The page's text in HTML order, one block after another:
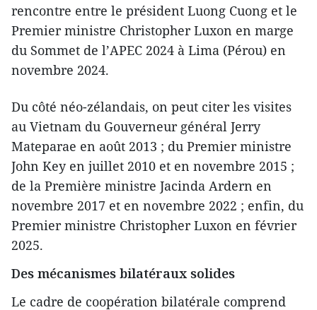
rencontre entre le président Luong Cuong et le
Premier ministre Christopher Luxon en marge
du Sommet de l’APEC 2024 à Lima (Pérou) en
novembre 2024.
Du côté néo-zélandais, on peut citer les visites
au Vietnam du Gouverneur général Jerry
Mateparae en août 2013 ; du Premier ministre
John Key en juillet 2010 et en novembre 2015 ;
de la Première ministre Jacinda Ardern en
novembre 2017 et en novembre 2022 ; enfin, du
Premier ministre Christopher Luxon en février
2025.
Des mécanismes bilatéraux solides
Le cadre de coopération bilatérale comprend